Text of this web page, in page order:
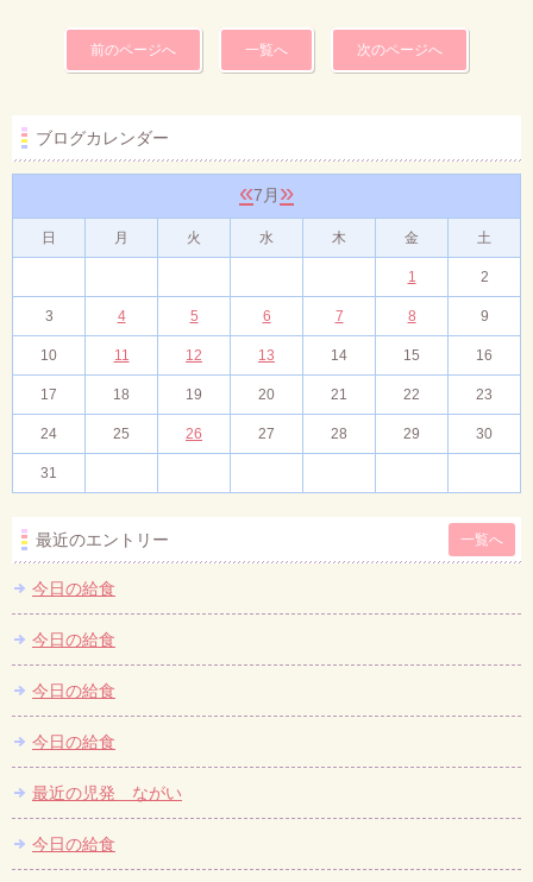
前のページへ 一覧へ 次のページへ
ブログカレンダー
«7月 »
日 月 火 水 木 金 土
1 2
3 4 5 6 7 8 9
10 11 12 13 14 15 16
17 18 19 20 21 22 23
24 25 26 27 28 29 30
31
最近のエントリー 一覧へ
今日の給食
今日の給食
今日の給食
今日の給食
最近の児発 ながい
今日の給食